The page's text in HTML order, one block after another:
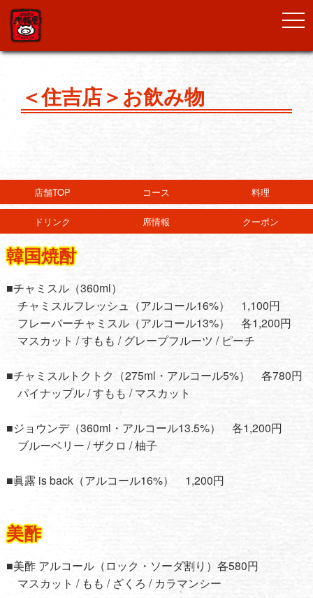
＜住吉店＞お飲み物
店舗TOP コース 料理
ドリンク 席情報 クーポン
韓国焼酎
■チャミスル（360ml）
チャミスルフレッシュ（アルコール16%） 1,100円
フレーバーチャミスル（アルコール13%） 各1,200円
マスカット / すもも / グレープフルーツ / ピーチ
■チャミスルトクトク（275ml・アルコール5%） 各780円
パイナップル / すもも / マスカット
■ジョウンデ（360ml・アルコール13.5%） 各1,200円
ブルーベリー / ザクロ / 柚子
■眞露 is back（アルコール16%） 1,200円
美酢
■美酢 アルコール（ロック・ソーダ割り）各580円
マスカット / もも / ざくろ / カラマンシー